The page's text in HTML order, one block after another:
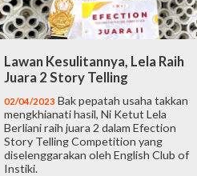
Lawan Kesulitannya, Lela Raih
Juara 2 Story Telling
02/04/2023 Bak pepatah usaha takkan
mengkhianati hasil, Ni Ketut Lela
Berliani raih juara 2 dalam Efection
Story Telling Competition yang
diselenggarakan oleh English Club of
Instiki.